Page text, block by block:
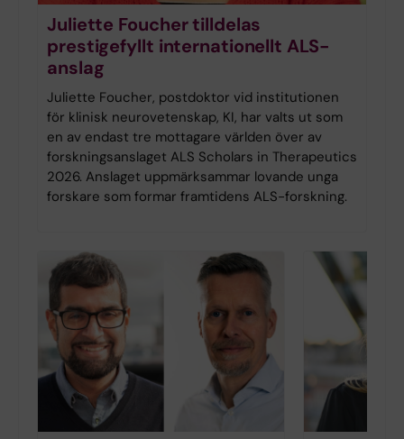
Juliette Foucher tilldelas
prestigefyllt internationellt ALS-
anslag
Juliette Foucher, postdoktor vid institutionen
för klinisk neurovetenskap, KI, har valts ut som
en av endast tre mottagare världen över av
forskningsanslaget ALS Scholars in Therapeutics
2026. Anslaget uppmärksammar lovande unga
forskare som formar framtidens ALS-forskning.